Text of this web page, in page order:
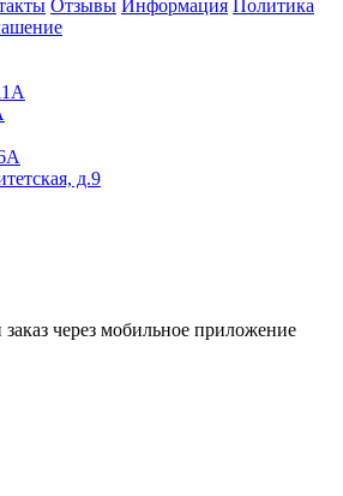
Отзывы Информация Политика
д.9
через мобильное приложение